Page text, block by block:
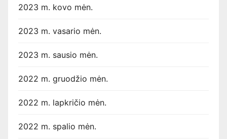
2023 m. kovo mėn.
2023 m. vasario mėn.
2023 m. sausio mėn.
2022 m. gruodžio mėn.
2022 m. lapkričio mėn.
2022 m. spalio mėn.